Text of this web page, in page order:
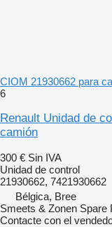
CIOM 21930662 para
6
Renault Unidad de
camión
300 € Sin IVA
Unidad de control
21930662, 7421930662
Bélgica, Bree
Smeets & Zonen Spare
Contacte con el